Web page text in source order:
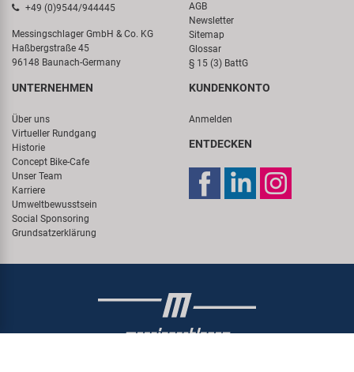
+49 (0)9544/944445
Messingschlager GmbH & Co. KG
Haßbergstraße 45
96148 Baunach-Germany
AGB
Newsletter
Sitemap
Glossar
§ 15 (3) BattG
UNTERNEHMEN
Über uns
Virtueller Rundgang
Historie
Concept Bike-Cafe
Unser Team
Karriere
Umweltbewusstsein
Social Sponsoring
Grundsatzerklärung
KUNDENKONTO
Anmelden
ENTDECKEN